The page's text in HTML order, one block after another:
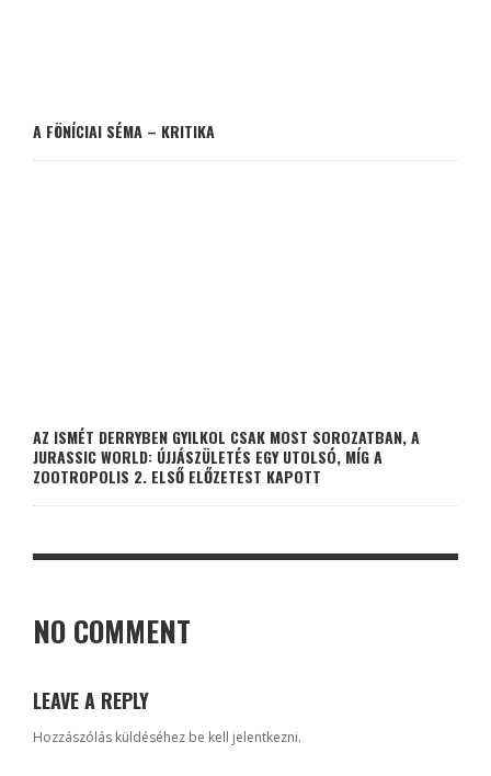
A FÖNÍCIAI SÉMA – KRITIKA
AZ ISMÉT DERRYBEN GYILKOL CSAK MOST SOROZATBAN, A
JURASSIC WORLD: ÚJJÁSZÜLETÉS EGY UTOLSÓ, MÍG A
ZOOTROPOLIS 2. ELSŐ ELŐZETEST KAPOTT
NO COMMENT
LEAVE A REPLY
Hozzászólás küldéséhez be kell jelentkezni.